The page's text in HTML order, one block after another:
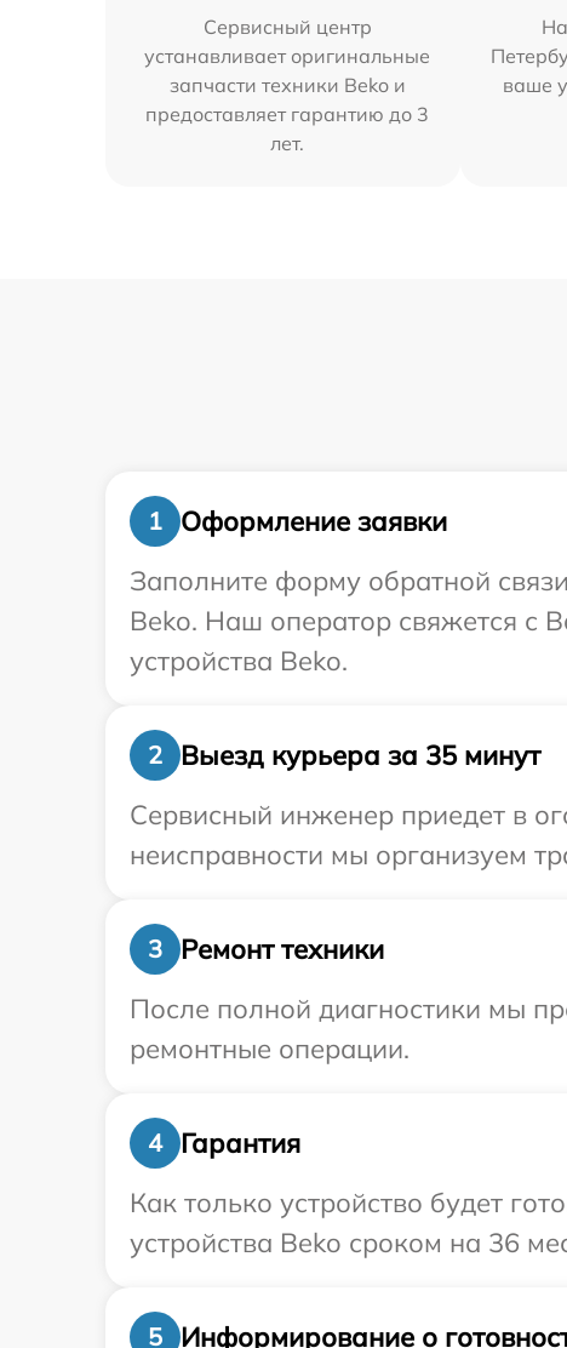
Сервисный центр
устанавливает оригинальные
запчасти техники Beko и
предоставляет гарантию до 3
лет.
ваше
1
Оформление заявки
Заполните форму обратной
Beko. Наш оператор свяжется с
устройства Beko.
2
Выезд курьера за 35 минут
Сервисный инженер приедет в
неисправности мы организуем
3
Ремонт техники
После полной диагностики мы
ремонтные операции.
4
Гарантия
Как только устройство будет
устройства Beko сроком на 36
5
Информирование о